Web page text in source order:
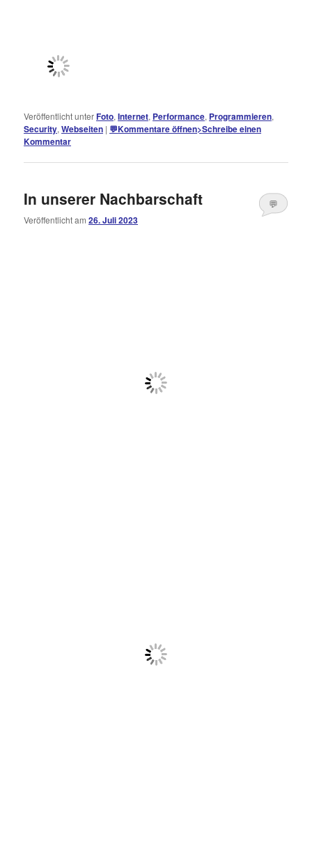
Veröffentlicht unterFoto,Internet, Performance, Programmieren,
Security,Webseiten | 💬Kommentare öffnen>Schreibe einen
Kommentar
In unserer Nachbarschaft
Veröffentlicht am26. Juli 2023
💬